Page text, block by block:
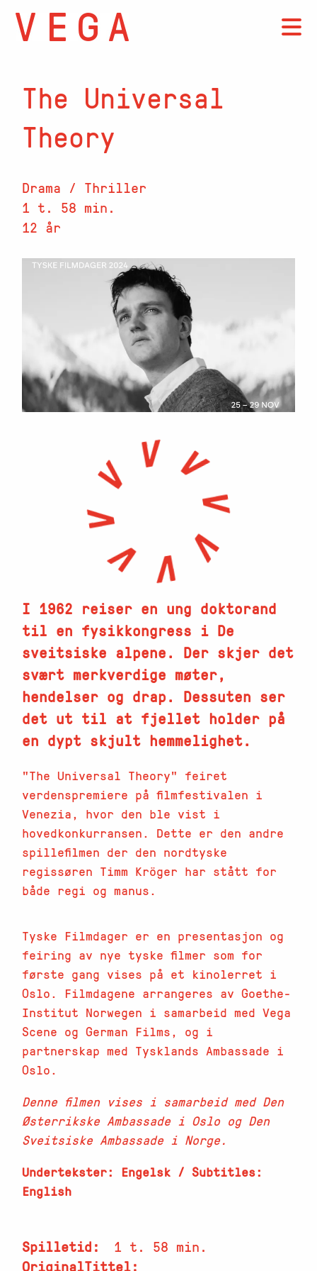
The Universal
Theory
Drama / Thriller
1 t. 58 min.
12 år
I 1962 reiser en ung doktorand
til en fysikkongress i De
sveitsiske alpene. Der skjer det
svært merkverdige møter,
hendelser og drap. Dessuten ser
det ut til at fjellet holder på
en dypt skjult hemmelighet.
"The Universal Theory" feiret
verdenspremiere på filmfestivalen i
Venezia, hvor den ble vist i
hovedkonkurransen. Dette er den andre
spillefilmen der den nordtyske
regissøren Timm Kröger har stått for
både regi og manus.
Tyske Filmdager er en presentasjon og
feiring av nye tyske filmer som for
første gang vises på et kinolerret i
Oslo. Filmdagene arrangeres av Goethe-
Institut Norwegen i samarbeid med Vega
Scene og German Films, og i
partnerskap med Tysklands Ambassade i
Oslo.
Denne filmen vises i samarbeid med Den
Østerrikske Ambassade i Oslo og Den
Sveitsiske Ambassade i Norge.
Undertekster: Engelsk / Subtitles:
English
Spilletid
1 t. 58 min.
OriginalTittel